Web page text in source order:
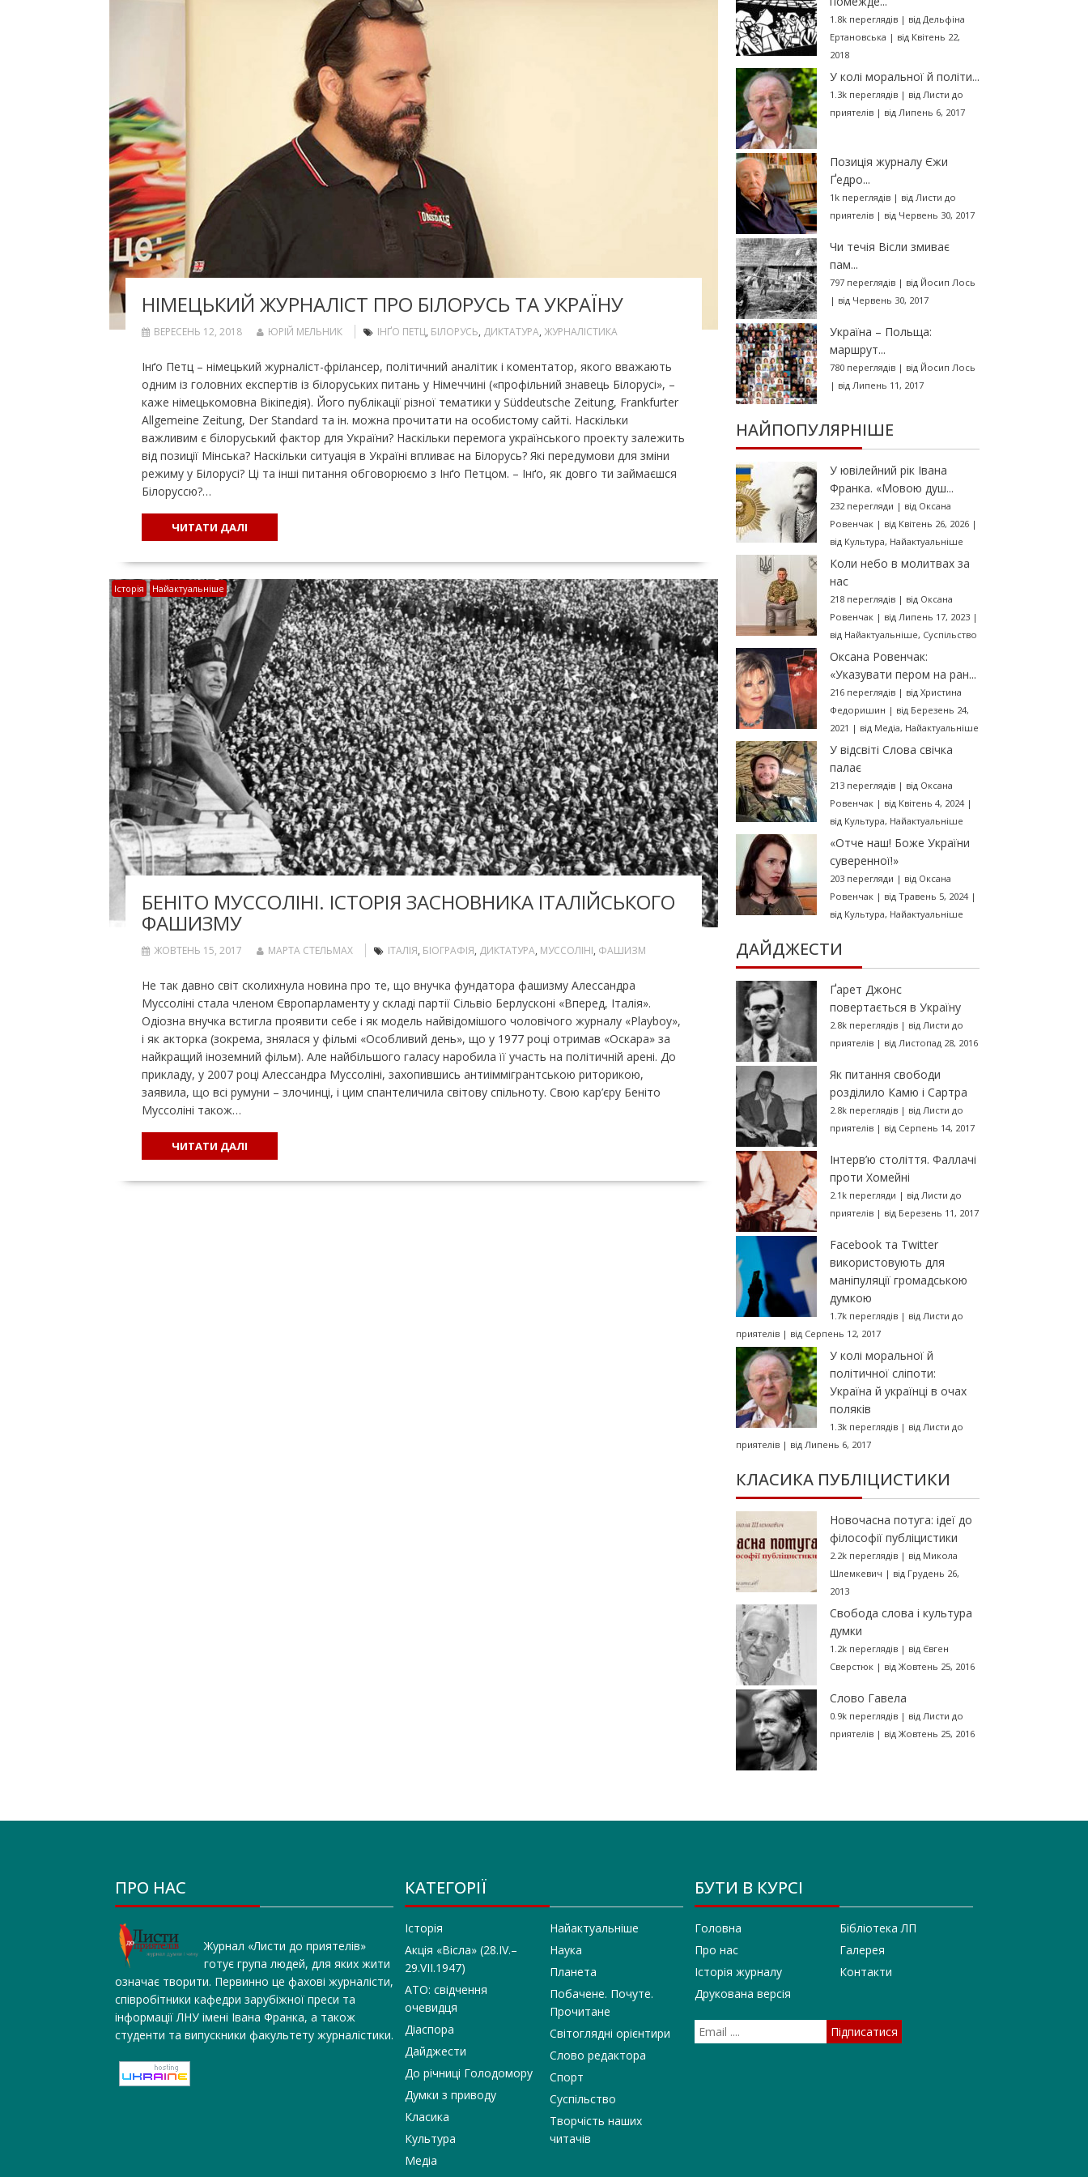
НІМЕЦЬКИЙ ЖУРНАЛІСТ ПРО БІЛОРУСЬ ТА УКРАЇНУ
ВЕРЕСЕНЬ 12, 2018 ЮРІЙ МЕЛЬНИК ІНҐО ПЕТЦ, БІЛОРУСЬ, ДИКТАТУРА, ЖУРНАЛІСТИКА
Інґо Петц – німецький журналіст-фрілансер, політичний аналітик і коментатор, якого вважають
одним із головних експертів із білоруських питань у Німеччині («профільний знавець Білорусі», –
каже німецькомовна Вікіпедія). Його публікації різної тематики у Süddeutsche Zeitung, Frankfurter
Allgemeine Zeitung, Der Standard та ін. можна прочитати на особистому сайті. Наскільки
важливим є білоруський фактор для України? Наскільки перемога українського проекту залежить
від позиції Мінська? Наскільки ситуація в Україні впливає на Білорусь? Які передумови для зміни
режиму у Білорусі? Ці та інші питання обговорюємо з Інґо Петцом. – Інґо, як довго ти займаєшся
Білоруссю?…
ЧИТАТИ ДАЛІ
Історія Найактуальніше
БЕНІТО МУССОЛІНІ. ІСТОРІЯ ЗАСНОВНИКА ІТАЛІЙСЬКОГО
ФАШИЗМУ
ЖОВТЕНЬ 15, 2017 МАРТА СТЕЛЬМАХ ІТАЛІЯ, БІОГРАФІЯ, ДИКТАТУРА, МУССОЛІНІ, ФАШИЗМ
Не так давно світ сколихнула новина про те, що внучка фундатора фашизму Алессандра
Муссоліні стала членом Європарламенту у складі партії Сільвіо Берлусконі «Вперед, Італія».
Одіозна внучка встигла проявити себе і як модель найвідомішого чоловічого журналу «Playboy»,
і як акторка (зокрема, знялася у фільмі «Особливий день», що у 1977 році отримав «Оскара» за
найкращий іноземний фільм). Але найбільшого галасу наробила її участь на політичній арені. До
прикладу, у 2007 році Алессандра Муссоліні, захопившись антиіммігрантською риторикою,
заявила, що всі румуни – злочинці, і цим спантеличила світову спільноту. Свою кар’єру Беніто
Муссоліні також…
ЧИТАТИ ДАЛІ
1.8k переглядів| від Дельфіна
Ертановська | від Квітень 22,
2018
У колі моральної й політи...
1.3k переглядів| від Листи до
приятелів| від Липень 6, 2017
Позиція журналу Єжи
Ґедро...
1k переглядів| від Листи до
приятелів| від Червень 30, 2017
Чи течія Вісли змиває
пам...
797 переглядів| від Йосип Лось
| від Червень 30, 2017
Україна – Польща:
маршрут...
780 переглядів| від Йосип Лось
| від Липень 11, 2017
НАЙПОПУЛЯРНІШЕ
У ювілейний рік Івана
Франка. «Мовою душ...
232 перегляди | від Оксана
Ровенчак| від Квітень 26, 2026|
від Культура, Найактуальніше
Коли небо в молитвах за
нас
218 переглядів| від Оксана
Ровенчак| від Липень 17, 2023|
від Найактуальніше, Суспільство
Оксана Ровенчак:
«Указувати пером на ран...
216 переглядів| від Христина
Федоришин | від Березень 24,
2021 | від Медіа, Найактуальніше
У відсвіті Слова свічка
палає
213 переглядів| від Оксана
Ровенчак| від Квітень 4, 2024|
від Культура, Найактуальніше
«Отче наш! Боже України
суверенної!»
203 перегляди | від Оксана
Ровенчак| від Травень 5, 2024|
від Культура, Найактуальніше
ДАЙДЖЕСТИ
Ґарет Джонс
повертається в Україну
2.8k переглядів| від Листи до
приятелів| від Листопад 28, 2016
Як питання свободи
розділило Камю і Сартра
2.8k переглядів| від Листи до
приятелів| від Серпень 14, 2017
Інтерв’ю століття. Фаллачі
проти Хомейні
2.1k перегляди | від Листи до
приятелів| від Березень 11, 2017
Facebook та Twitter
використовують для
маніпуляції громадською
думкою
1.7k переглядів| від Листи до
приятелів| від Серпень 12, 2017
У колі моральної й
політичної сліпоти:
Україна й українці в очах
поляків
1.3k переглядів| від Листи до
приятелів| від Липень 6, 2017
КЛАСИКА ПУБЛІЦИСТИКИ
Новочасна потуга: ідеї до
філософії публіцистики
2.2k переглядів| від Микола
Шлемкевич | від Грудень 26,
2013
Свобода слова і культура
думки
1.2k переглядів| від Євген
Сверстюк| від Жовтень 25, 2016
Слово Гавела
0.9k переглядів| від Листи до
приятелів| від Жовтень 25, 2016
ПРО НАС
Журнал «Листи до приятелів»
готує група людей, для яких жити
означає творити. Первинно це фахові журналісти,
співробітники кафедри зарубіжної преси та
інформації ЛНУ імені Івана Франка, а також
студенти та випускники факультету журналістики.
КАТЕГОРІЇ
Історія
Акція «Вісла» (28.IV.–
29.VII.1947)
АТО: свідчення
очевидця
Діаспора
Дайджести
До річниці Голодомору
Думки з приводу
Класика
Культура
Медіа
Найактуальніше
Наука
Планета
Побачене. Почуте.
Прочитане
Світоглядні орієнтири
Слово редактора
Спорт
Суспільство
Творчість наших
читачів
БУТИ В КУРСІ
Головна
Про нас
Історія журналу
Друкована версія
Бібліотека ЛП
Галерея
Контакти